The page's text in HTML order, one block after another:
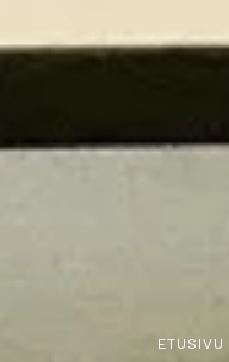
ETUSIVU